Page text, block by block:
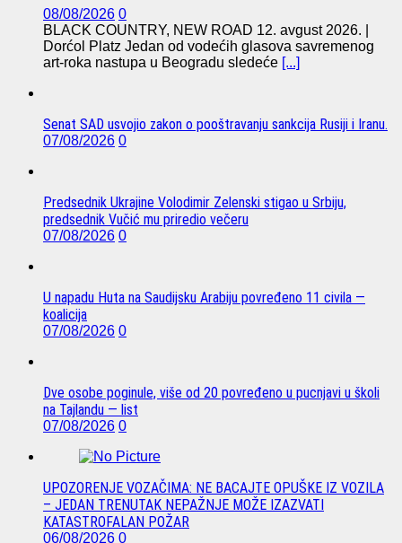
08/08/2026 0
BLACK COUNTRY, NEW ROAD 12. avgust 2026. |
Dorćol Platz Jedan od vodećih glasova savremenog
art-roka nastupa u Beogradu sledeće [...]
Senat SAD usvojio zakon o pooštravanju sankcija Rusiji i Iranu.
07/08/2026 0
Predsednik Ukrajine Volodimir Zelenski stigao u Srbiju,
predsednik Vučić mu priredio večeru
07/08/2026 0
U napadu Huta na Saudijsku Arabiju povređeno 11 civila —
koalicija
07/08/2026 0
Dve osobe poginule, više od 20 povređeno u pucnjavi u školi
na Tajlandu — list
07/08/2026 0
UPOZORENJE VOZAČIMA: NE BACAJTE OPUŠKE IZ VOZILA
– JEDAN TRENUTAK NEPAŽNJE MOŽE IZAZVATI
KATASTROFALAN POŽAR
06/08/2026 0